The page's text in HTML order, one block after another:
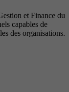
et Finance du
capables de
des organisations.